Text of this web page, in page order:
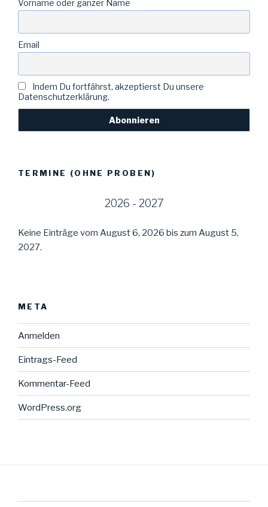
Vorname oder ganzer Name
Email
Indem Du fortfährst, akzeptierst Du unsere
Datenschutzerklärung.
TERMINE (OHNE PROBEN)
2026 - 2027
Keine Einträge vom August 6, 2026 bis zum August 5,
2027.
META
Anmelden
Eintrags-Feed
Kommentar-Feed
WordPress.org